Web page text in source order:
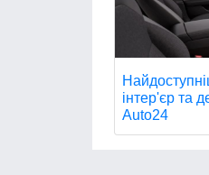
інтер'єр та
Auto24